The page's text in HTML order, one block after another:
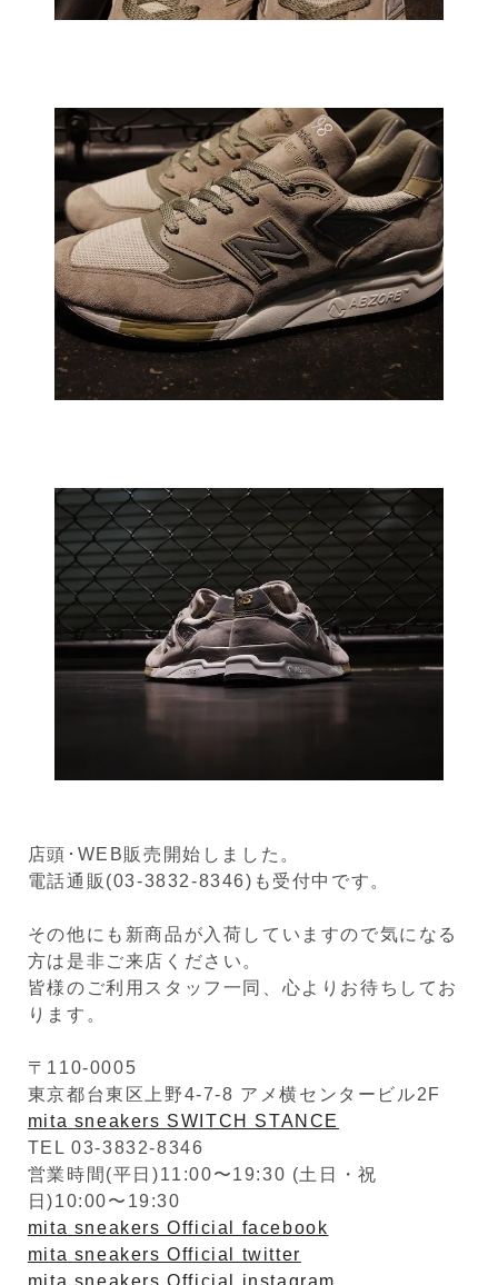
店頭･WEB販売開始しました。
電話通販(03-3832-8346)も受付中です。
その他にも新商品が入荷していますので気になる
方は是非ご来店ください。
皆様のご利用スタッフ一同、心よりお待ちしてお
ります。
〒110-0005
東京都台東区上野4-7-8 アメ横センタービル2F
mita sneakers SWITCH STANCE
TEL 03-3832-8346
営業時間(平日)11:00〜19:30 (土日・祝
日)10:00〜19:30
mita sneakers Official facebook
mita sneakers Official twitter
mita sneakers Official instagram